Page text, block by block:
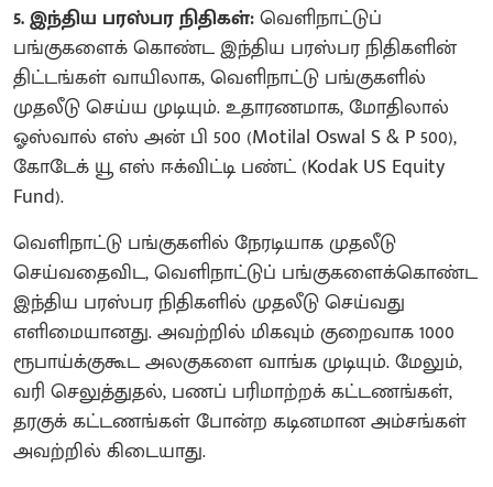
5. இந்திய பரஸ்பர நிதிகள்:வெளிநாட்டுப்
பங்குகளைக் கொண்ட இந்திய பரஸ்பர நிதிகளின்
திட்டங்கள் வாயிலாக, வெளிநாட்டு பங்குகளில்
முதலீடு செய்ய முடியும். உதாரணமாக, மோதிலால்
ஓஸ்வால் எஸ் அன் பி 500 (Motilal Oswal S & P 500),
கோடேக் யூ எஸ் ஈக்விட்டி பண்ட் (Kodak US Equity
Fund).
வெளிநாட்டு பங்குகளில் நேரடியாக முதலீடு
செய்வதைவிட, வெளிநாட்டுப் பங்குகளைக்கொண்ட
இந்திய பரஸ்பர நிதிகளில் முதலீடு செய்வது
எளிமையானது. அவற்றில் மிகவும் குறைவாக 1000
ரூபாய்க்குகூட அலகுகளை வாங்க முடியும். மேலும்,
வரி செலுத்துதல், பணப் பரிமாற்றக் கட்டணங்கள்,
தரகுக் கட்டணங்கள் போன்ற கடினமான அம்சங்கள்
அவற்றில் கிடையாது.